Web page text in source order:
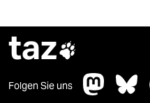
taz
Folgen Sie uns